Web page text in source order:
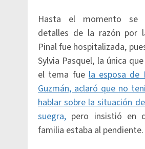
Hasta el momento se
detalles de la razón por
Pinal fue hospitalizada,
Sylvia Pasquel, la única
el tema fue la esposa de
Guzmán, aclaró que no
hablar sobre la situación
suegra, pero insistió en
familia estaba al pendiente.